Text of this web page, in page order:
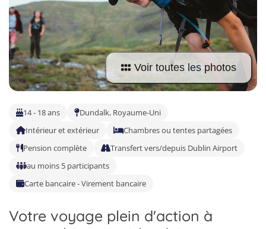
Voir toutes les photos
14 - 18 ans
Dundalk, Royaume-Uni
Intérieur et extérieur
Chambres ou tentes partagées
Pension complète
Transfert vers/depuis Dublin Airport
au moins 5 participants
Carte bancaire - Virement bancaire
Votre voyage plein d'action à